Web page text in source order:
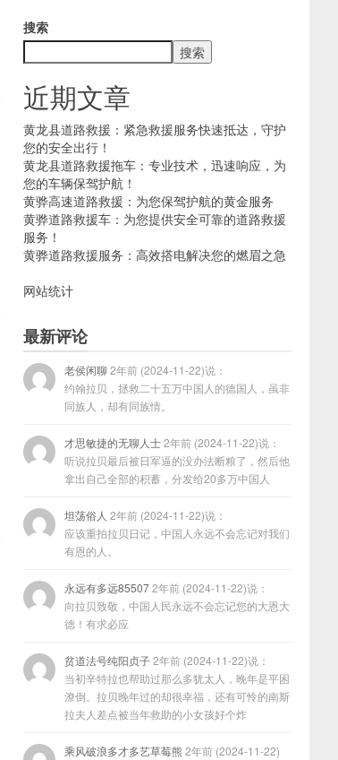
搜索
搜索
近期文章
黄龙县道路救援：紧急救援服务快速抵达，守护
您的安全出行！
黄龙县道路救援拖车：专业技术，迅速响应，为
您的车辆保驾护航！
黄骅高速道路救援：为您保驾护航的黄金服务
黄骅道路救援车：为您提供安全可靠的道路救援
服务！
黄骅道路救援服务：高效搭电解决您的燃眉之急
网站统计
最新评论
老侯闲聊2年前 (2024-11-22)说：
约翰拉贝，拯救二十五万中国人的德国人，虽非
同族人，却有同族情。
才思敏捷的无聊人士2年前 (2024-11-22)说：
听说拉贝最后被日军逼的没办法断粮了，然后他
拿出自己全部的积蓄，分发给20多万中国人
坦荡俗人 2年前 (2024-11-22)说：
应该重拍拉贝日记，中国人永远不会忘记对我们
有恩的人。
永远有多远855072年前 (2024-11-22)说：
向拉贝致敬，中国人民永远不会忘记您的大恩大
德！有求必应
贫道法号纯阳贞子2年前 (2024-11-22)说：
当初辛特拉也帮助过那么多犹太人，晚年是平困
潦倒。拉贝晚年过的却很幸福，还有可怜的南斯
拉夫人差点被当年救助的小女孩好个炸
乘风破浪多才多艺草莓熊 2年前 (2024-11-22)